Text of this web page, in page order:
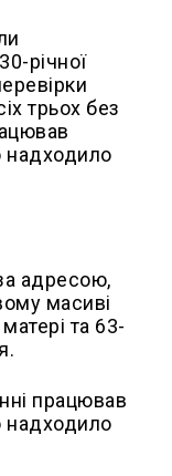
річної
трьох без
надходило
адресою,
масиві
матері та 63-
працював
надходило